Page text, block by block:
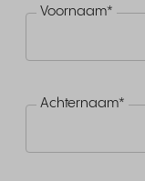
Voornaam*
Achternaam*